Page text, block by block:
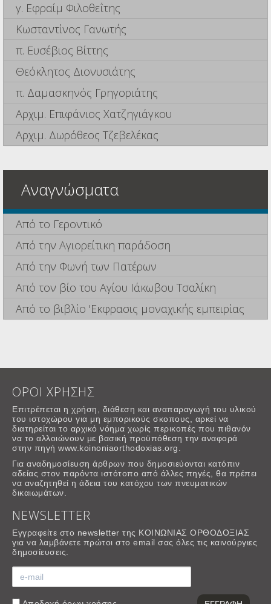
γ. Εφραίμ Φιλοθεΐτης
Κωσταντίνος Γανωτής
π. Ευσέβιος Βίττης
Θεόκλητος Διονυσιάτης
π. Δαμασκηνός Γρηγοριάτης
Αρχιμ. Επιφάνιος Χατζηγιάγκου
Αρχιμ. Δωρόθεος Τζεβελέκας
Αναγνώσματα
Από το Γεροντικό
Από την Αγιορείτικη παράδοση
Από την Φωνή των Πατέρων
Από τον βίο του Αγίου Ιάκωβου Τσαλίκη
Από το βιβλίο 'Εκφρασις μοναχικής εμπειρίας
ΟΡΟΙ ΧΡΗΣΗΣ
Επιτρέπεται η χρήση, διάθεση και αναπαραγωγή του υλικού
του ιστοχώρου για μη εμπορικούς σκοπους, αρκεί να
διατηρείται το αρχικό νόημα χωρίς περικοπές που πιθανόν
να το αλλοιώνουν με βασική προϋπόθεση την αναφορά
στην πηγή www.koinoniaorthodoxias.org.
Για αναδημοσίευση άρθρων που δημοσιεύονται κατόπιν
αδείας στον παρόντα ιστότοπο από άλλες πηγές, θα πρέπει
να αναζητηθεί η άδεια του κατόχου των πνευματικών
δικαιωμάτων.
NEWSLETTER
Εγγραφείτε στο newsletter της ΚΟΙΝΩΝΙΑΣ ΟΡΘΟΔΟΞΙΑΣ
για να λαμβάνετε πρώτοι στο email σας όλες τις καινούργιες
δημοσίευσεις.